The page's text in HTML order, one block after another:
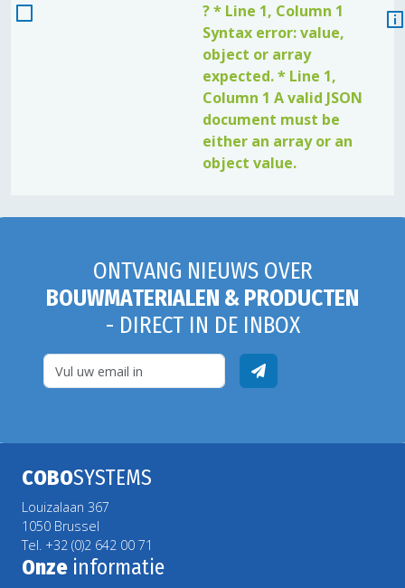
? * Line 1, Column 1
Syntax error: value,
object or array
expected. * Line 1,
Column 1 A valid JSON
document must be
either an array or an
object value.
ONTVANG NIEUWS OVER
BOUWMATERIALEN & PRODUCTEN
- DIRECT IN DE INBOX
COBOSYSTEMS
Louizalaan 367
1050 Brussel
Tel. +32 (0)2 642 00 71
Onze informatie